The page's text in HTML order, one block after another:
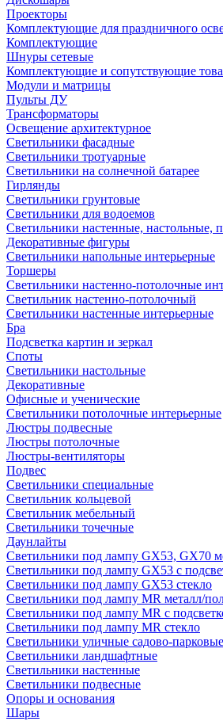
Проекторы
Комплектующие для праздничного
Комплектующие
Шнуры сетевые
Комплектующие и сопутствующие
Модули и матрицы
Пульты ДУ
Трансформаторы
Освещение архитектурное
Светильники фасадные
Светильники тротуарные
Светильники на солнечной батарее
Гирлянды
Светильники грунтовые
Светильники для водоемов
Светильники настенные, настольные,
Декоративные фигуры
Светильники напольные интерьерные
Торшеры
Светильники настенно-потолочные
Светильник настенно-потолочный
Светильники настенные интерьерные
Бра
Подсветка картин и зеркал
Споты
Светильники настольные
Декоративные
Офисные и ученические
Светильники потолочные интерьерные
Люстры подвесные
Люстры потолочные
Люстры-вентиляторы
Подвес
Светильники специальные
Светильник кольцевой
Светильник мебельный
Светильники точечные
Даунлайты
Светильники под лампу GX53, GX70
Светильники под лампу GX53 с
Светильники под лампу GX53 стекло
Светильники под лампу MR металл/
Светильники под лампу MR с
Светильники под лампу MR стекло
Светильники уличные садово-парковые
Светильники ландшафтные
Светильники настенные
Светильники подвесные
Опоры и основания
Шары